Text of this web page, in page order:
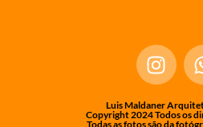
Luis Maldaner
Copyright 2024 Todos os
Todas as fotos são da